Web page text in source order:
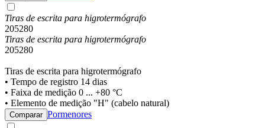
Tiras de escrita para higrotermógrafo
205280
Tiras de escrita para higrotermógrafo
205280
Tiras de escrita para higrotermógrafo
• Tempo de registro 14 dias
• Faixa de medição 0 ... +80 °C
• Elemento de medição "H" (cabelo natural)
Comparar Pormenores